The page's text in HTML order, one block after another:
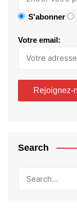
S'abonner
Votre email:
Search